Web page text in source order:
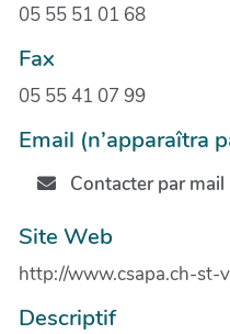
05 55 51 01 68
Fax
05 55 41 07 99
Email (n’apparaîtra
Contacter par mail
Site Web
http://www.csapa.ch-st-
Descriptif